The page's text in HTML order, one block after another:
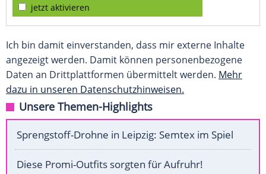
jetzt aktivieren
Ich bin damit einverstanden, dass mir externe Inhalte
angezeigt werden. Damit können personenbezogene
Daten an Drittplattformen übermittelt werden. Mehr
dazu in unseren Datenschutzhinweisen.
Unsere Themen-Highlights
Sprengstoff-Drohne in Leipzig: Semtex im Spiel
Diese Promi-Outfits sorgten für Aufruhr!